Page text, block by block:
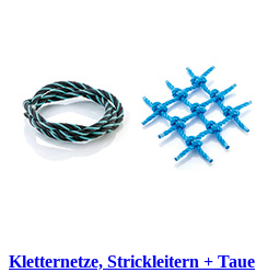
Kletternetze, Strickleitern + Taue